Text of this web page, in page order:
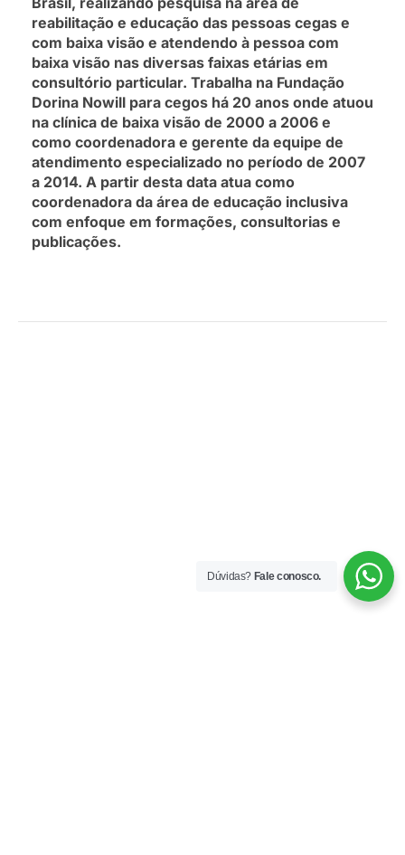
reabilitação e educação das pessoas cegas e
com baixa visão e atendendo à pessoa com
baixa visão nas diversas faixas etárias em
consultório particular. Trabalha na Fundação
Dorina Nowill para cegos há 20 anos onde atuou
na clínica de baixa visão de 2000 a 2006 e
como coordenadora e gerente da equipe de
atendimento especializado no período de 2007
a 2014. A partir desta data atua como
coordenadora da área de educação inclusiva
com enfoque em formações, consultorias e
publicações.
Dúvidas? Fale conosco.